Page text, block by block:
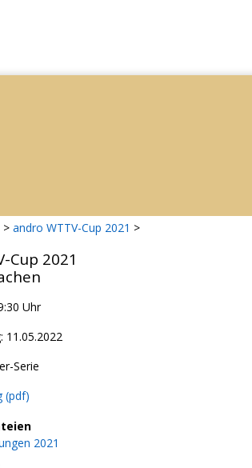
> andro WTTV-Cup 2021 >
Cup 2021
Uhr
11.05.2022
Serie
(pdf)
2021